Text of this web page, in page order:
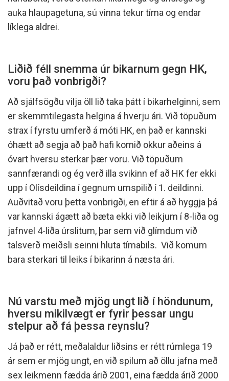
auka hlaupagetuna, sú vinna tekur tíma og endar
líklega aldrei.
Liðið féll snemma úr bikarnum gegn HK,
voru það vonbrigði?
Að sjálfsögðu vilja öll lið taka þátt í bikarhelginni, sem
er skemmtilegasta helgina á hverju ári. Við töpuðum
strax í fyrstu umferð á móti HK, en það er kannski
óhætt að segja að það hafi komið okkur aðeins á
óvart hversu sterkar þær voru. Við töpuðum
sannfærandi og ég verð illa svikinn ef að HK fer ekki
upp í Olísdeildina í gegnum umspilið í 1. deildinni.
Auðvitað voru þetta vonbrigði, en eftir á að hyggja þá
var kannski ágætt að bæta ekki við leikjum í 8-liða og
jafnvel 4-liða úrslitum, þar sem við glímdum við
talsverð meiðsli seinni hluta tímabils. Við komum
bara sterkari til leiks í bikarinn á næsta ári.
Nú varstu með mjög ungt lið í höndunum,
hversu mikilvægt er fyrir þessar ungu
stelpur að fá þessa reynslu?
Já það er rétt, meðalaldur liðsins er rétt rúmlega 19
ár sem er mjög ungt, en við spilum að öllu jafna með
sex leikmenn fædda árið 2001, eina fædda árið 2000